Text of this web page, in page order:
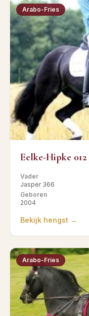
Arabo-Fries
Eelke-Hipke 012
Vader
Jasper 366
Geboren
2004
Bekijk hengst →
Arabo-Fries